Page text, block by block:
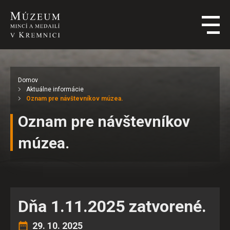
Domov
Aktuálne informácie
Oznam pre návštevníkov múzea.
Oznam pre návštevníkov
múzea.
Dňa 1.11.2025 zatvorené.
29. 10. 2025